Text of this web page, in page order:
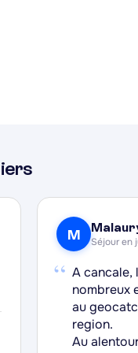
de sorties
maritime
M Séjour en
“ A cancale,
nombreux
au
region.
Au